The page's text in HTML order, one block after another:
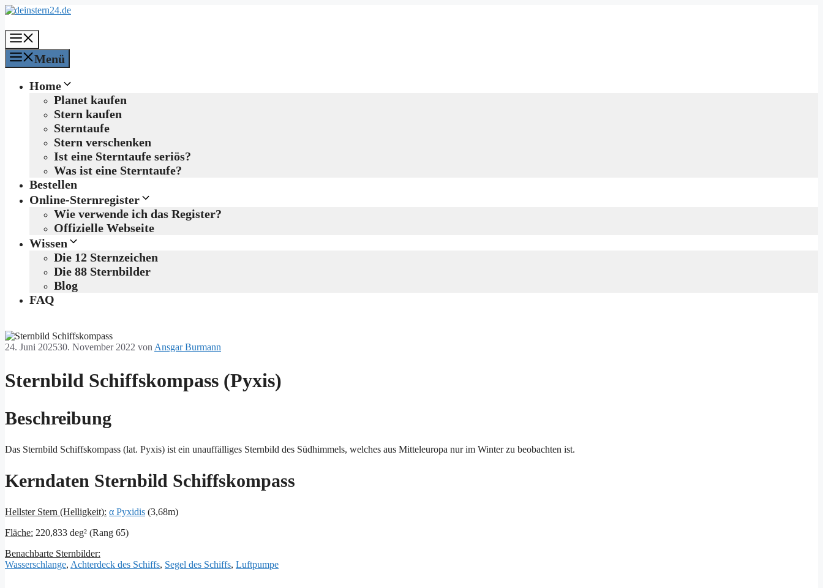
Zum
springen
Menü
Home
Planet kaufen
Stern kaufen
Sterntaufe
Stern verschenken
Ist eine Sterntaufe seriös?
Was ist eine Sterntaufe?
Bestellen
Online-Sternregister
Wie verwende ich das Register?
Offizielle Webseite
Wissen
Die 12 Sternzeichen
Die 88 Sternbilder
Blog
FAQ
24. Juni 202530. November 2022 von Ansgar Burmann
Sternbild Schiffskompass (Pyxis)
Beschreibung
Das Sternbild Schiffskompass (lat. Pyxis) ist ein unauffälliges Sternbild des Südhimmels, welches aus Mitteleuropa nur im Winter zu beobachten ist.
Kerndaten Sternbild Schiffskompass
Hellster Stern (Helligkeit): α Pyxidis (3,68m)
Fläche: 220,833 deg² (Rang 65)
Benachbarte Sternbilder:
Wasserschlange, Achterdeck des Schiffs, Segel des Schiffs, Luftpumpe